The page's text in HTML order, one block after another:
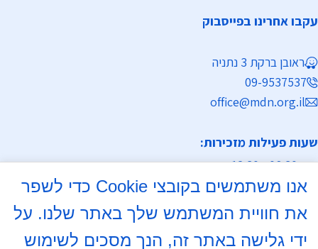
עקבו אחרינו בפייסבוק
ראובן ברקת 3 נתניה
09-9537537
office@mdn.org.il
שעות פעילות מזכירות:
א-ה 08:30 - 12:30
א, ד 16:00- 18:00
אנו משתמשים בקובצי Cookie כדי לשפר
את חוויית המשתמש שלך באתר שלנו. על
ידי גלישה באתר זה, הנך מסכים לשימוש